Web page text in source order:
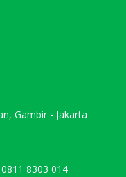
Gambir - Jakarta
8303 014